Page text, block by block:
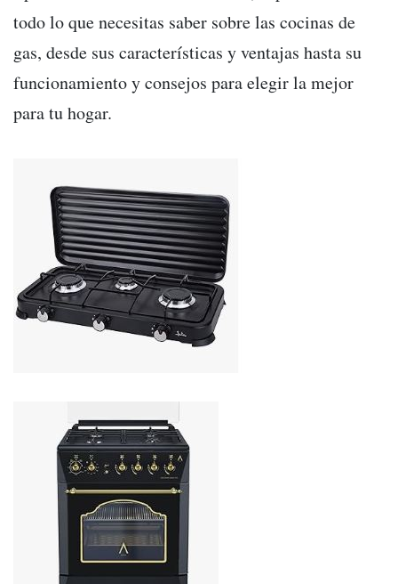
todo lo que necesitas saber sobre las cocinas de
gas, desde sus características y ventajas hasta su
funcionamiento y consejos para elegir la mejor
para tu hogar.